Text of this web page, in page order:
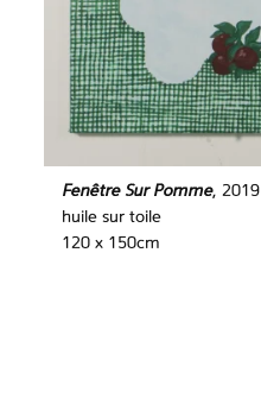
Fenêtre Sur Pomme, 2019
huile sur toile
120 x 150cm